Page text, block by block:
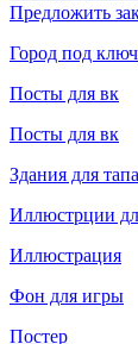
Предложить
Город под ключ
Посты для вк
Посты для вк
Здания для
Иллюстрции
Иллюстрация
Фон для игры
Постер